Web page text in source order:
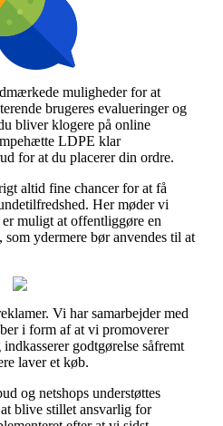
muligheder for at
brugeres evalueringer og
bliver klogere på online
LDPE klar
for at du placerer din ordre.
altid fine chancer for at få
Her møder vi
muligt at offentliggøre en
ydermere bør anvendes til at
Vi har samarbejder med
i form af at vi promoverer
godtgørelse såfremt
laver et køb.
og netshops understøttes
blive stillet ansvarlig for